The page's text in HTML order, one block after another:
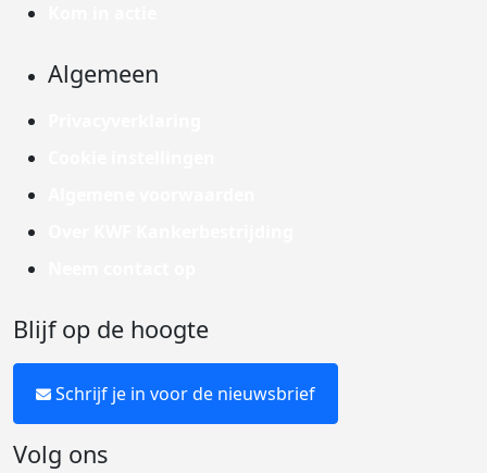
Algemeen
Blijf op de hoogte
Schrijf je in voor de nieuwsbrief
Volg ons